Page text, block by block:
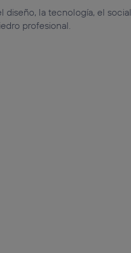
diseño, la tecnología, el social
profesional.